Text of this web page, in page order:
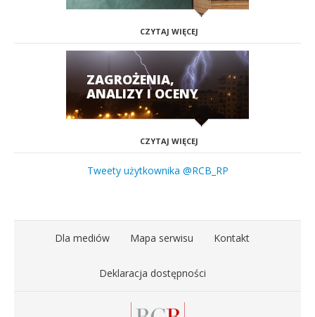
CZYTAJ WIĘCEJ
ZAGROŻENIA,
ANALIZY I OCENY
CZYTAJ WIĘCEJ
Tweety użytkownika @RCB_RP
Dla mediów Mapa serwisu Kontakt
Deklaracja dostępności